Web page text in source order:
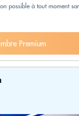
possible à tout moment
Premium